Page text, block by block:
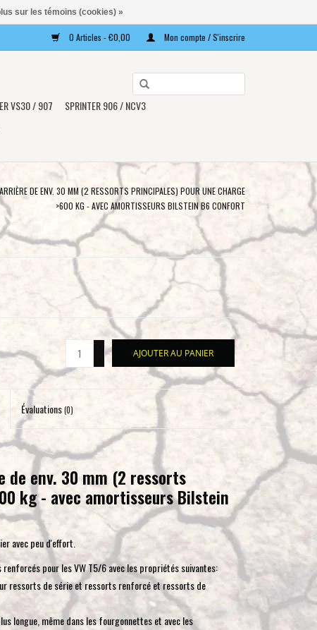
0 Articles - €0,00 Mon compte / S'inscrire
pour
sélectionner
résultat
Entrée
pour
de
recherche
sélectionné.
Les
utilisateurs
d'appareils
tactiles
peuvent
de
gestes
tels
VS30 / 907
SPRINTER 906 / NCV3
DE ENV. 30 MM (2 RESSORTS PRINCIPALES) POUR UNE CHARGE
>600 KG - AVEC AMORTISSEURS BILSTEIN B6 CONFORT
AJOUTER AU PANIER
Évaluations(0)
env. 30 mm (2 ressorts
kg - avec amortisseurs Bilstein
avec peu d'effort.
pour les VW T5/6 avec les propriétés suivantes:
ressorts de série et ressorts renforcé et ressorts de
longue, même dans les fourgonnettes et avec les
sur les témoins (cookies) »